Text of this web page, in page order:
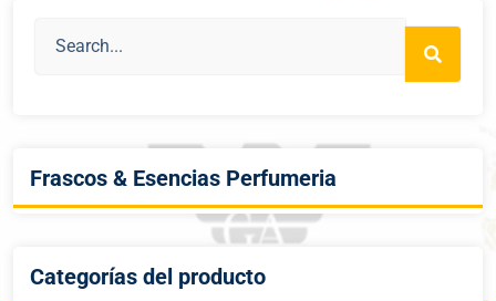
Frascos & Esencias Perfumeria
Categorías del producto